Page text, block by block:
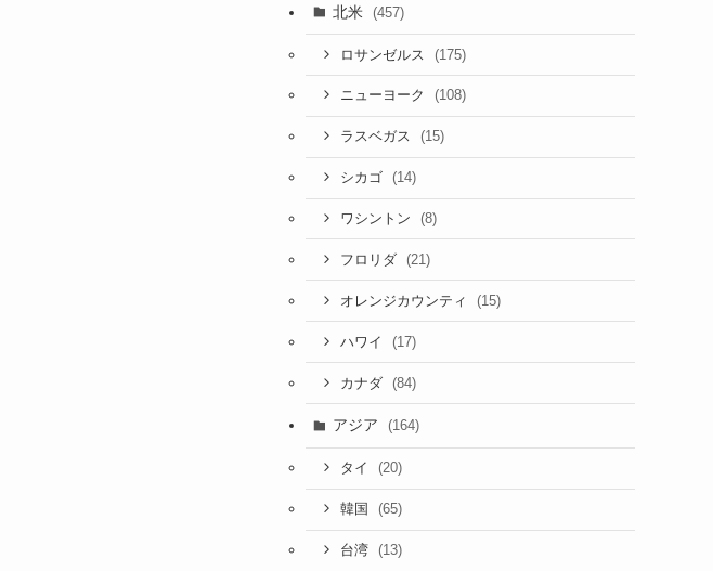
北米 (457)
ロサンゼルス (175)
ニューヨーク (108)
ラスベガス (15)
シカゴ (14)
ワシントン (8)
フロリダ (21)
オレンジカウンティ (15)
ハワイ (17)
カナダ (84)
アジア (164)
タイ (20)
韓国 (65)
台湾 (13)